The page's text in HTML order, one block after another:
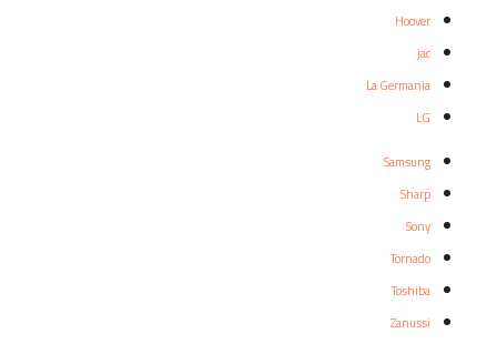
Hoover
jac
La Germania
LG
Samsung
Sharp
Sony
Tornado
Toshiba
Zanussi